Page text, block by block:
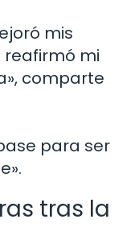
mis
mi
comparte
para ser
tras la